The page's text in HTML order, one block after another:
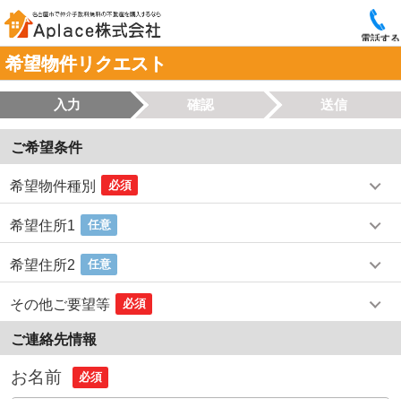
電話する
希望物件リクエスト
入力 確認 送信
ご希望条件
希望物件種別 必須
希望住所1 任意
希望住所2 任意
その他ご要望等 必須
ご連絡先情報
お名前 必須